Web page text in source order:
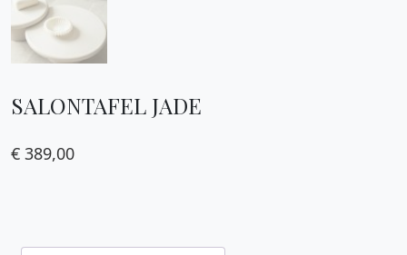
SALONTAFEL JADE
€ 389,00